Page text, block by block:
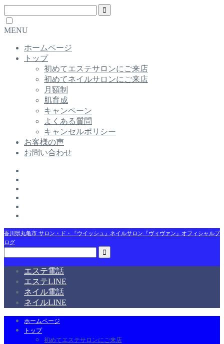
MENU
ホームページ
トップ
初めてエステサロンにご来店
初めてネイルサロンにご来店
月額制
肌育成
キャンペーン
よくある質問
キャンセルポリシー
お客様の声
お問い合わせ
香川県丸亀市 サロン・ド・『ウイッシュ』ネイルサロン『ヴィヴァン』オフィシャルブ
ログ
エステ電話
エステLINE
ネイル電話
ネイルLINE
ホームページ
トップ
初めてエステサロンにご来店